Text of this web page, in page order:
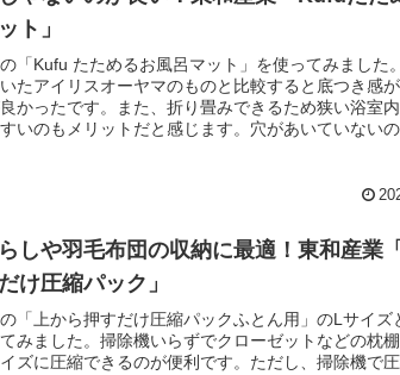
ト」
「Kufu たためるお風呂マット」を使ってみました
たアイリスオーヤマのものと比較すると底つき感
かったです。また、折り畳みできるため狭い浴室
いのもメリットだと感じます。穴があいていないの
しや羽毛布団の収納に最適！東和産業
け圧縮パック」
「上から押すだけ圧縮パックふとん用」のLサイズ
みました。掃除機いらずでクローゼットなどの枕
ズに圧縮できるのが便利です。ただし、掃除機で